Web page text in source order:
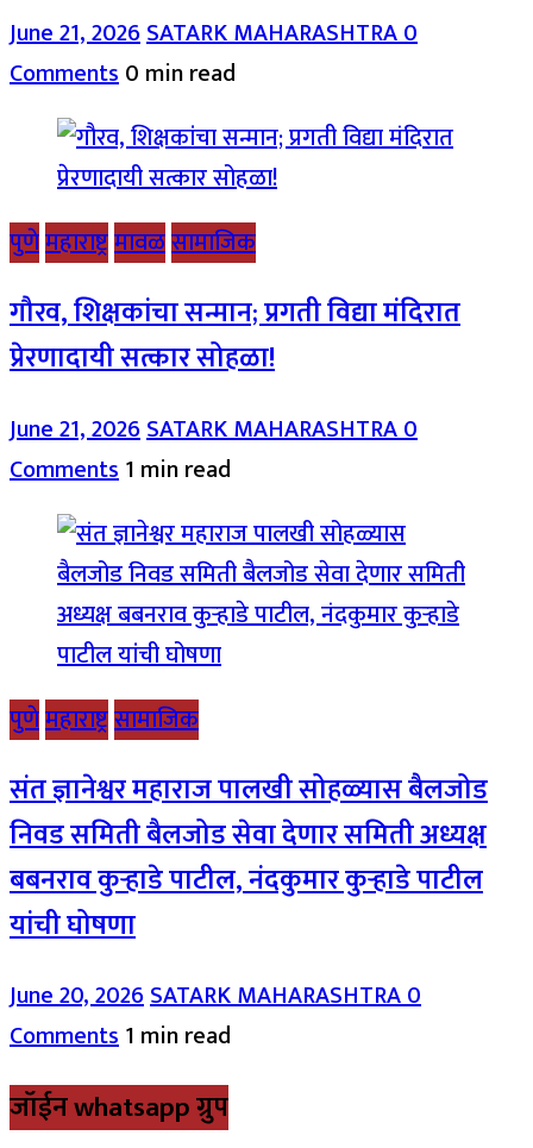
June 21, 2026SATARK MAHARASHTRA0
Comments0 min read
पुणेमहाराष्ट्रमावळसामाजिक
गौरव, शिक्षकांचा सन्मान; प्रगती विद्या मंदिरात
प्रेरणादायी सत्कार सोहळा!
June 21, 2026SATARK MAHARASHTRA0
Comments1 min read
पुणेमहाराष्ट्रसामाजिक
संत ज्ञानेश्वर महाराज पालखी सोहळ्यास बैलजोड
निवड समिती बैलजोड सेवा देणार समिती अध्यक्ष
बबनराव कुऱ्हाडे पाटील, नंदकुमार कुऱ्हाडे पाटील
यांची घोषणा
June 20, 2026SATARK MAHARASHTRA0
Comments1 min read
जॉईन whatsapp ग्रुप